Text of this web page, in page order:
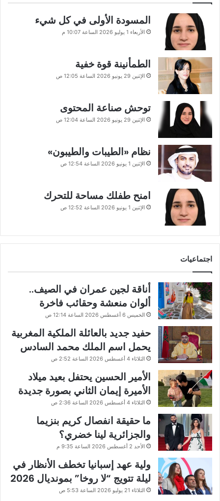
المسودة الأولى في كل شيء
الأربعاء 1 يوليو 2026 الساعة 10:07 م
الطمأنينة قوة خفية
الإثنين 29 يونيو 2026 الساعة 12:05 ص
توحش صناعة المحتوى
الإثنين 29 يونيو 2026 الساعة 12:04 ص
نظام «الطيبات والطيبون»
الإثنين 1 يونيو 2026 الساعة 12:54 ص
امنح طفلك مساحة للتحرك
الإثنين 1 يونيو 2026 الساعة 12:52 ص
اجتماعيات
أناقة لجين عمران في الصيف..
ألوان منعشة وحقائب فاخرة
الخميس 6 أغسطس 2026 الساعة 12:14 ص
حفيد جديد بالعائلة الملكية المغربية
يحمل اسم الملك محمد السادس
الثلاثاء 4 أغسطس 2026 الساعة 2:52 ص
الأمير الحسين يحتفل بعيد ميلاد
الأميرة إيمان الثاني بصورة جديدة
الثلاثاء 4 أغسطس 2026 الساعة 2:36 ص
ما حقيقة انفصال كريم بنزيما
والجزائرية لينا خضري؟
الأحد 2 أغسطس 2026 الساعة 9:35 م
ولية عهد إسبانيا تخطف الأنظار في
ليلة تتويج “لا روخا” بمونديال 2026
الثلاثاء 21 يوليو 2026 الساعة 5:53 ص